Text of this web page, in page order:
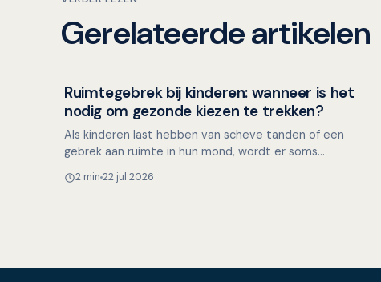
Gerelateerde artikelen
Kinderen en mondgezondheid
Ruimtegebrek bij kinderen: wanneer is het
nodig om gezonde kiezen te trekken?
Als kinderen last hebben van scheve tanden of een
gebrek aan ruimte in hun mond, wordt er soms
trekken. Maar i…
2 min 22 jul 2026